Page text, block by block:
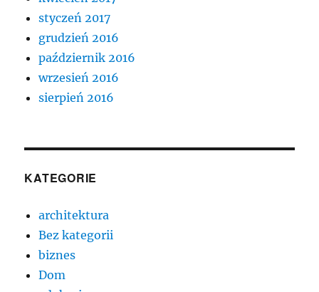
styczeń 2017
grudzień 2016
październik 2016
wrzesień 2016
sierpień 2016
KATEGORIE
architektura
Bez kategorii
biznes
Dom